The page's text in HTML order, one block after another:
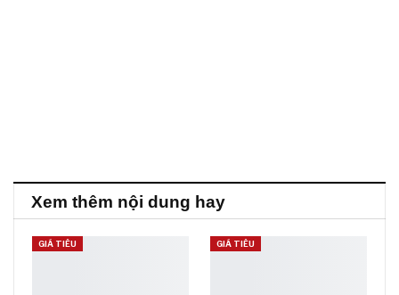
Xem thêm nội dung hay
GIÁ TIÊU GIÁ TIÊU